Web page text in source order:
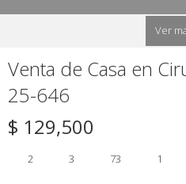
Ver
Venta de Casa en
25-646
$ 129,500
2 3 73 1